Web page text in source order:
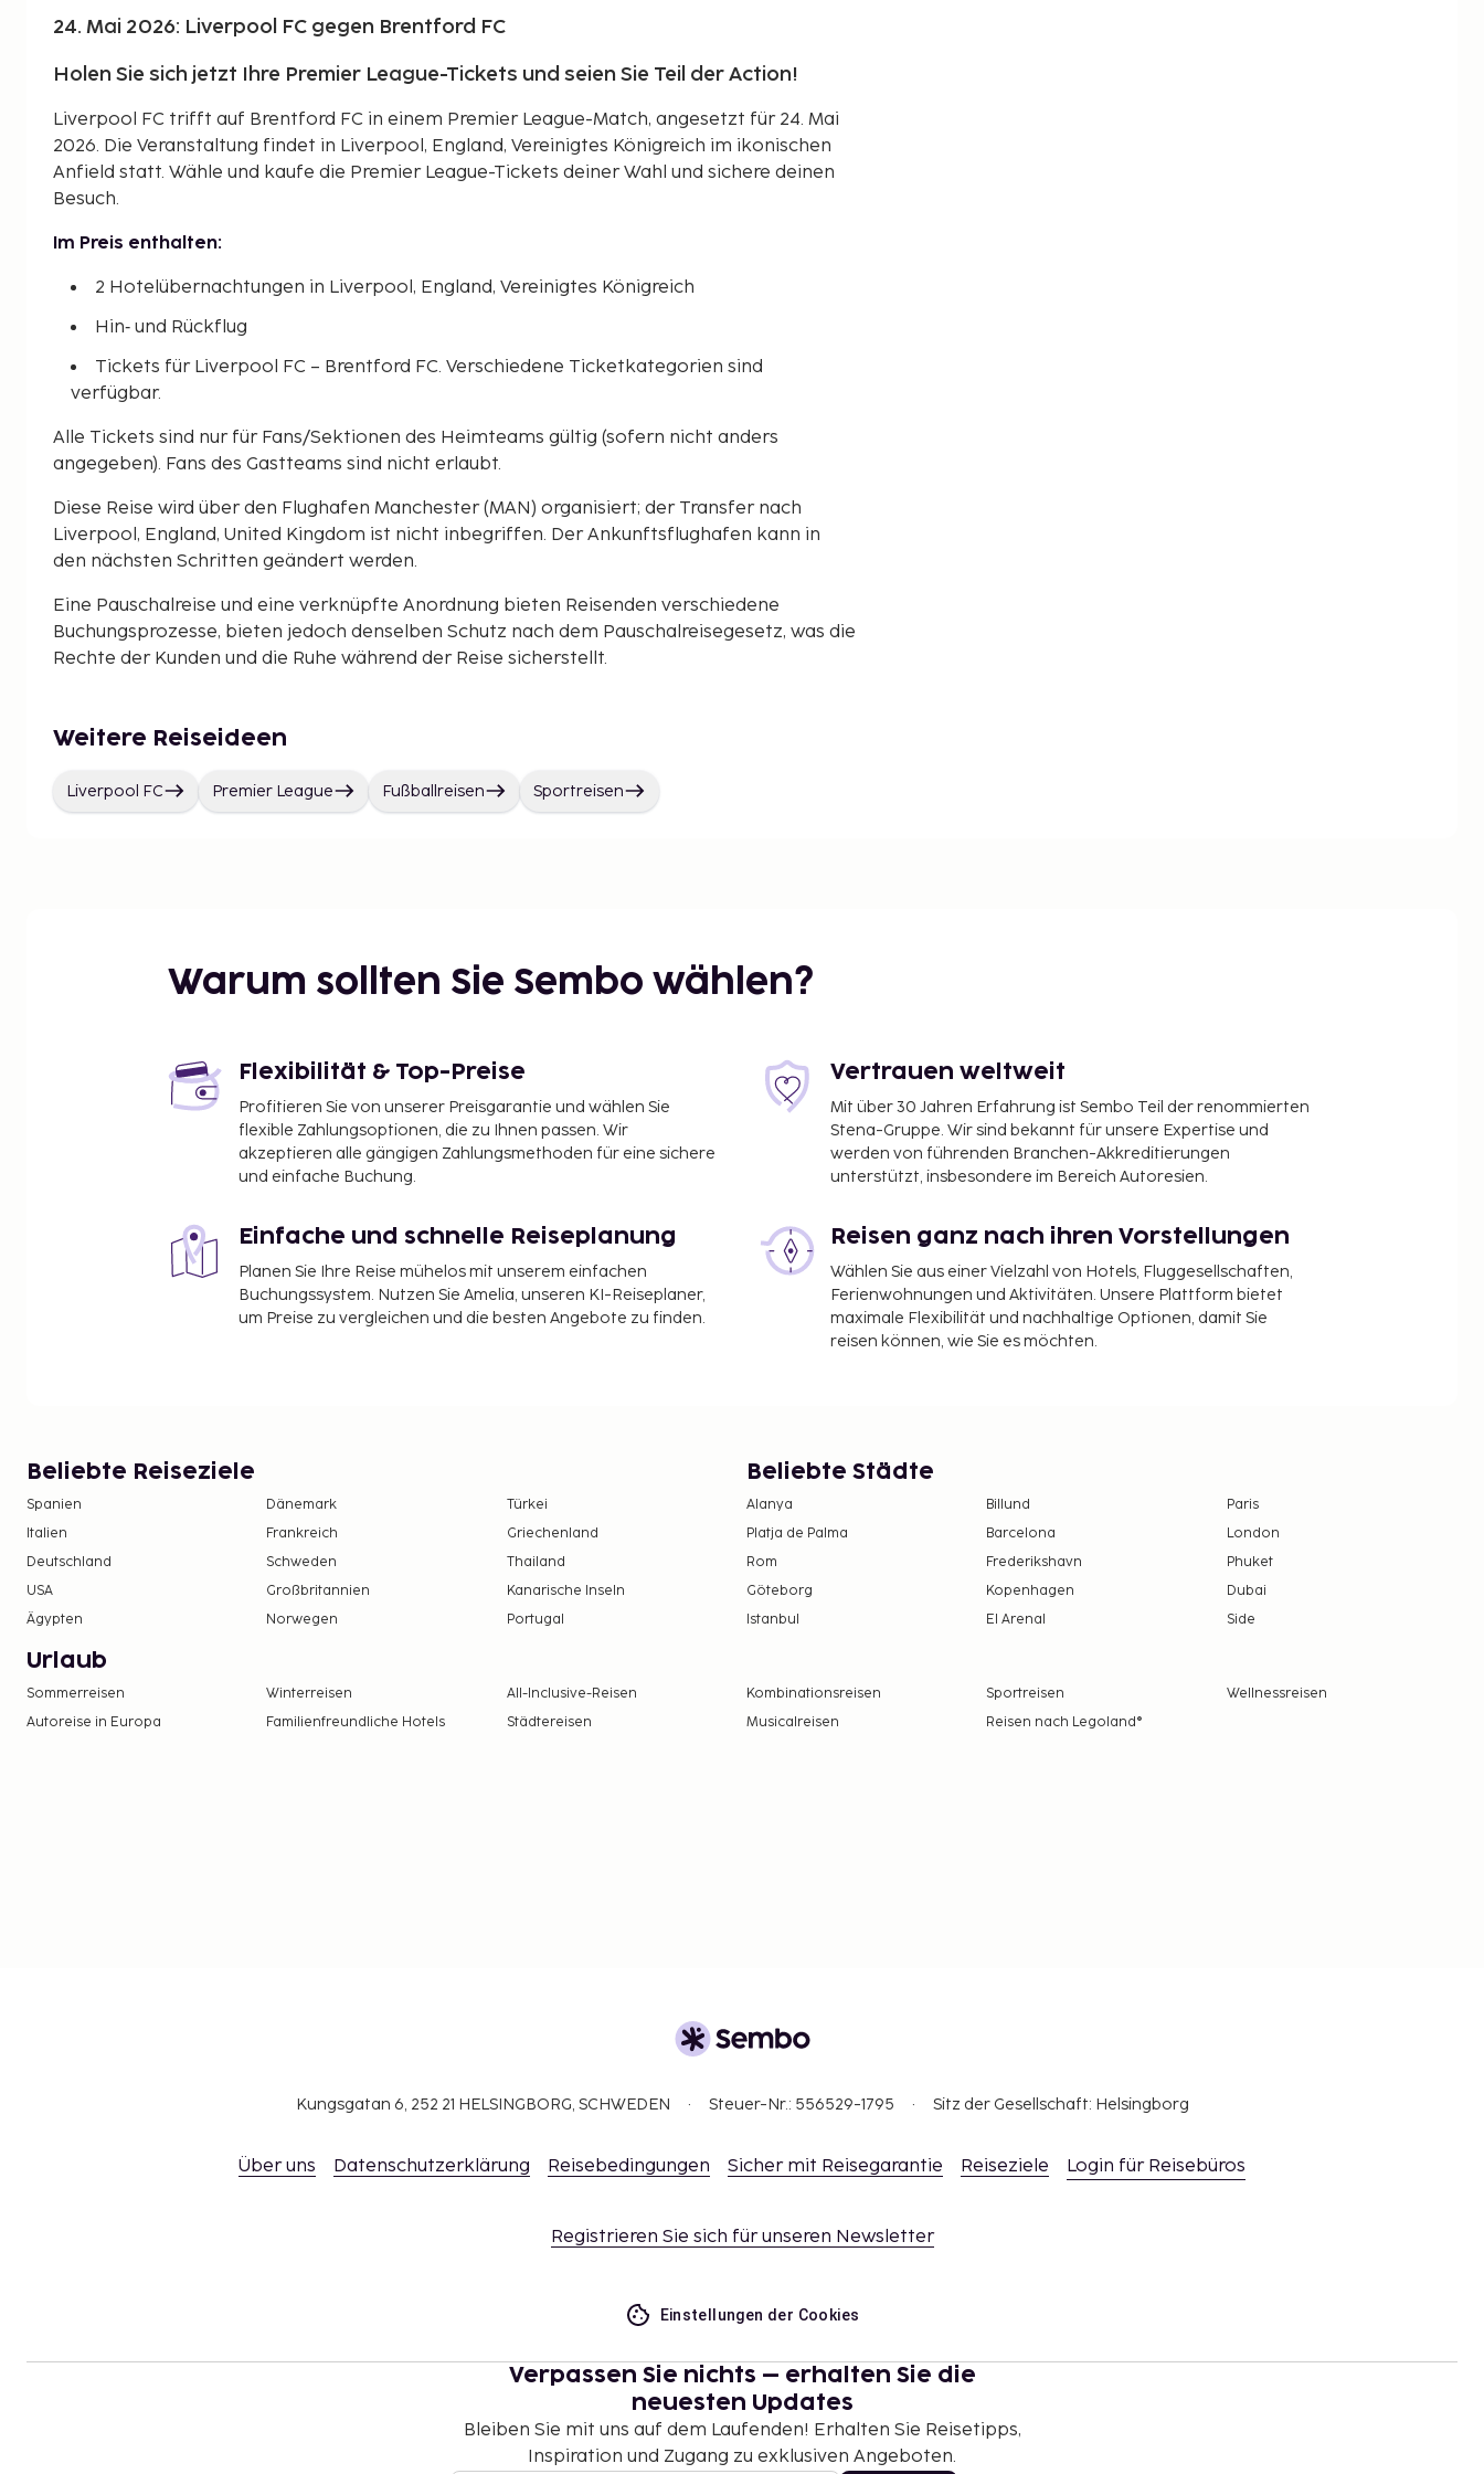
24. Mai 2026: Liverpool FC gegen Brentford FC
Holen Sie sich jetzt Ihre Premier League-Tickets und seien Sie Teil der Action!
Liverpool FC trifft auf Brentford FC in einem Premier League-Match, angesetzt für 24. Mai
2026. Die Veranstaltung findet in Liverpool, England, Vereinigtes Königreich im ikonischen
Anfield statt. Wähle und kaufe die Premier League-Tickets deiner Wahl und sichere deinen
Besuch.
Im Preis enthalten:
2 Hotelübernachtungen in Liverpool, England, Vereinigtes Königreich
Hin‑ und Rückflug
Tickets für Liverpool FC – Brentford FC. Verschiedene Ticketkategorien sind
verfügbar.
Alle Tickets sind nur für Fans/Sektionen des Heimteams gültig (sofern nicht anders
angegeben). Fans des Gastteams sind nicht erlaubt.
Diese Reise wird über den Flughafen Manchester (MAN) organisiert; der Transfer nach
Liverpool, England, United Kingdom ist nicht inbegriffen. Der Ankunftsflughafen kann in
den nächsten Schritten geändert werden.
Eine Pauschalreise und eine verknüpfte Anordnung bieten Reisenden verschiedene
Buchungsprozesse, bieten jedoch denselben Schutz nach dem Pauschalreisegesetz, was die
Rechte der Kunden und die Ruhe während der Reise sicherstellt.
Weitere Reiseideen
Liverpool FC Premier League Fußballreisen Sportreisen
Warum sollten Sie Sembo wählen?
Flexibilität & Top-Preise
Profitieren Sie von unserer Preisgarantie und wählen Sie
flexible Zahlungsoptionen, die zu Ihnen passen. Wir
akzeptieren alle gängigen Zahlungsmethoden für eine sichere
und einfache Buchung.
Vertrauen weltweit
Mit über 30 Jahren Erfahrung ist Sembo Teil der renommierten
Stena-Gruppe. Wir sind bekannt für unsere Expertise und
werden von führenden Branchen-Akkreditierungen
unterstützt, insbesondere im Bereich Autoresien.
Einfache und schnelle Reiseplanung
Planen Sie Ihre Reise mühelos mit unserem einfachen
Buchungssystem. Nutzen Sie Amelia, unseren KI-Reiseplaner,
um Preise zu vergleichen und die besten Angebote zu finden.
Reisen ganz nach ihren Vorstellungen
Wählen Sie aus einer Vielzahl von Hotels, Fluggesellschaften,
Ferienwohnungen und Aktivitäten. Unsere Plattform bietet
maximale Flexibilität und nachhaltige Optionen, damit Sie
reisen können, wie Sie es möchten.
Beliebte Reiseziele
Spanien Dänemark
Türkei
Italien
Frankreich
Griechenland
Deutschland
Schweden
Thailand
USA
Großbritannien
Kanarische Inseln
Ägypten
Norwegen Portugal
Beliebte Städte
Alanya Billund
Paris
Platja de Palma
Barcelona
London
Rom
Frederikshavn
Phuket
Göteborg
Kopenhagen
Dubai
Istanbul
El Arenal Side
Urlaub
Sommerreisen Winterreisen All-Inclusive-Reisen Kombinationsreisen Sportreisen
Wellnessreisen
Autoreise in Europa
Familienfreundliche Hotels Städtereisen Musicalreisen Reisen nach Legoland®
Kungsgatan 6, 252 21 HELSINGBORG, SCHWEDEN Steuer-Nr.: 556529-1795 Sitz der Gesellschaft: Helsingborg
Über uns Datenschutzerklärung Reisebedingungen Sicher mit Reisegarantie Reiseziele Login für Reisebüros
Registrieren Sie sich für unseren Newsletter
Einstellungen der Cookies
Verpassen Sie nichts – erhalten Sie die
neuesten Updates
Bleiben Sie mit uns auf dem Laufenden! Erhalten Sie Reisetipps,
Inspiration und Zugang zu exklusiven Angeboten.